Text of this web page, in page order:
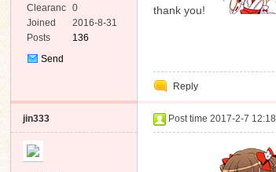
Clearanc
e
0
Joined
2016-8-31
Posts
136
Send
thank you!
Reply
jin333 Post time 2017-2-7 12:18